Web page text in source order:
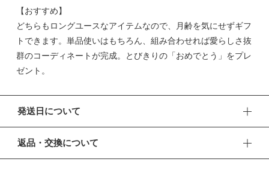
【おすすめ】
どちらもロングユースなアイテムなので、月齢を気にせずギフ
トできます。単品使いはもちろん、組み合わせれば愛らしさ抜
群のコーディネートが完成。とびきりの「おめでとう」をプレ
ゼント。
発送日について
午前9時までのご注文は、【営業日から当日】の発送となりま
す。
返品・交換について